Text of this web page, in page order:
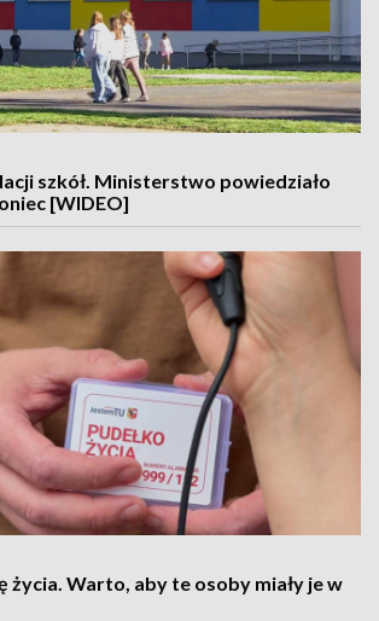
szkół. Ministerstwo powiedziało
[WIDEO]
życia. Warto, aby te osoby miały je w